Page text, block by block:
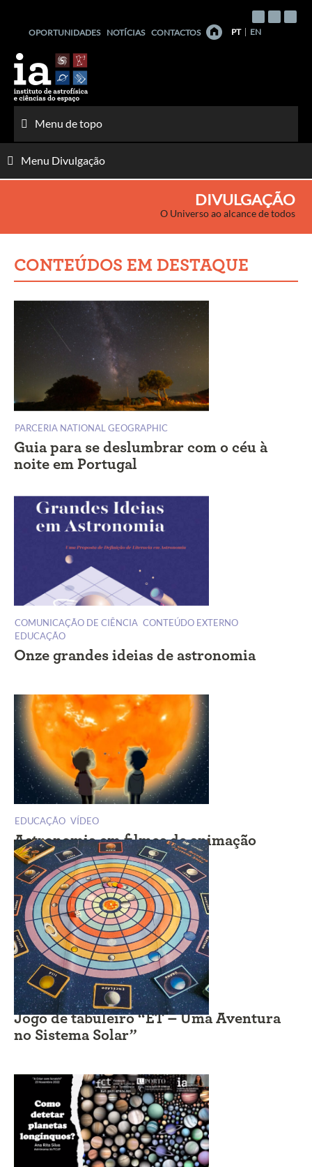
conteúdo
OPORTUNIDADES NOTÍCIAS CONTACTOS PT EN
Menu de topo
Menu Divulgação
DIVULGAÇÃO
O Universo ao alcance de todos
CONTEÚDOS EM DESTAQUE
PARCERIA NATIONAL GEOGRAPHIC
Guia para se deslumbrar com o céu à
noite em Portugal
COMUNICAÇÃO DE CIÊNCIA CONTEÚDO EXTERNO
EDUCAÇÃO
Onze grandes ideias de astronomia
EDUCAÇÃO VÍDEO
Astronomia em filmes de animação
EDUCAÇÃO JOGO
Jogo de tabuleiro “ET – Uma Aventura
no Sistema Solar”